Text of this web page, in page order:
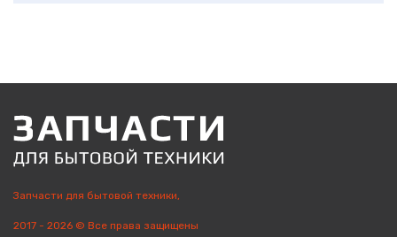
Запчасти для бытовой техники,
2017 - 2026 © Все права защищены